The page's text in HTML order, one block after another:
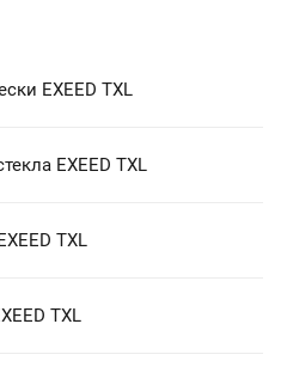
EXEED TXL
EXEED TXL
TXL
TXL